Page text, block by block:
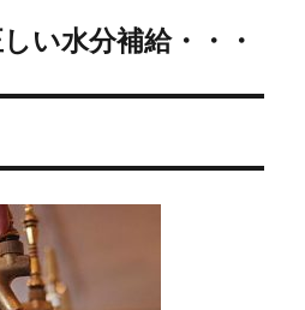
い水分補給・・・